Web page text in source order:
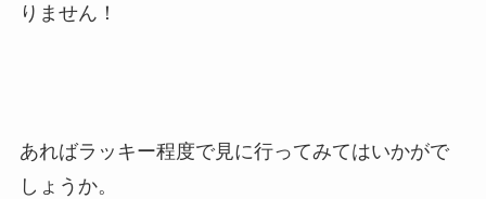
りません！
あればラッキー程度で見に行ってみてはいかがで
しょうか。